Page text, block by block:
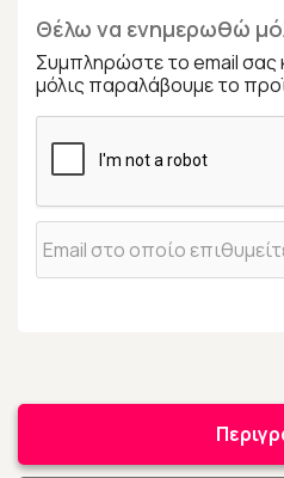
Θέλω να ενημερωθώ
Συμπληρώστε το email σας
μόλις παραλάβουμε το